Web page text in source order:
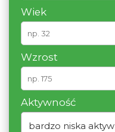
Wiek
Wzrost
Aktywność
bardzo niska